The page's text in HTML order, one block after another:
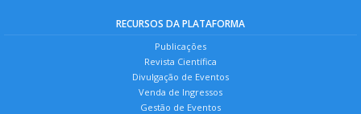
RECURSOS DA PLATAFORMA
Publicações
Revista Científica
Divulgação de Eventos
Venda de Ingressos
Gestão de Eventos